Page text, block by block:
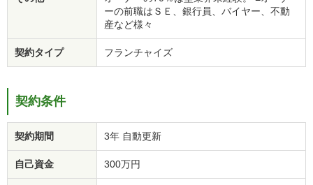
ーの前職はＳＥ、銀行員、バイヤー、不動
産など様々
契約タイプ フランチャイズ
契約条件
契約期間 3年 自動更新
自己資金 300万円